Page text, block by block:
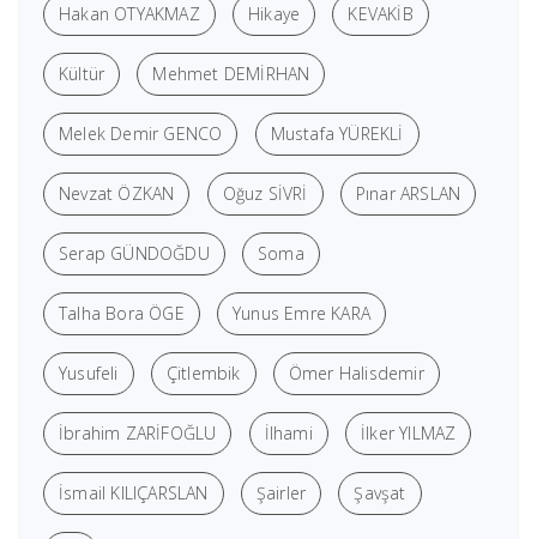
Hakan OTYAKMAZ Hikaye KEVAKİB
Kültür Mehmet DEMİRHAN
Melek Demir GENCO Mustafa YÜREKLİ
Nevzat ÖZKAN Oğuz SİVRİ Pınar ARSLAN
Serap GÜNDOĞDU Soma
Talha Bora ÖGE Yunus Emre KARA
Yusufeli Çitlembik Ömer Halisdemir
İbrahim ZARİFOĞLU İlhami İlker YILMAZ
İsmail KILIÇARSLAN Şairler Şavşat